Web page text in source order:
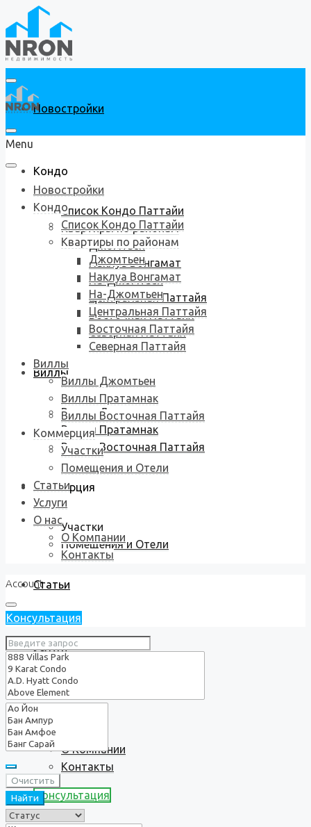
Новостройки
Кондо
Список Кондо Паттайи
Квартиры по районам
Джомтьен
Наклуа Вонгамат
На-Джомтьен
Центральная Паттайя
Восточная Паттайя
Северная Паттайя
Виллы
Виллы Джомтьен
Виллы Пратамнак
Виллы Восточная Паттайя
Коммерция
Участки
Помещения и Отели
Статьи
Услуги
О нас
О Компании
Контакты
Консультация
Menu
Новостройки
Кондо
Список Кондо Паттайи
Квартиры по районам
Джомтьен
Наклуа Вонгамат
На-Джомтьен
Центральная Паттайя
Восточная Паттайя
Северная Паттайя
Виллы
Виллы Джомтьен
Виллы Пратамнак
Виллы Восточная Паттайя
Коммерция
Участки
Помещения и Отели
Статьи
Услуги
О нас
О Компании
Контакты
Account
Консультация
Очистить
Найти